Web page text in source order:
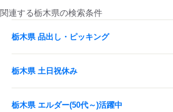
関連する栃木県の検索条件
栃木県 品出し・ピッキング
栃木県 土日祝休み
栃木県 エルダー(50代～)活躍中